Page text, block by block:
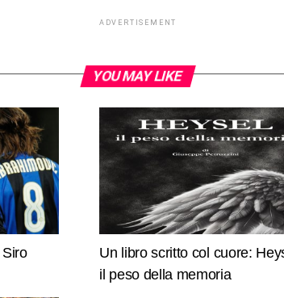
ADVERTISEMENT
YOU MAY LIKE
Un libro scritto col cuore:
il peso della memoria